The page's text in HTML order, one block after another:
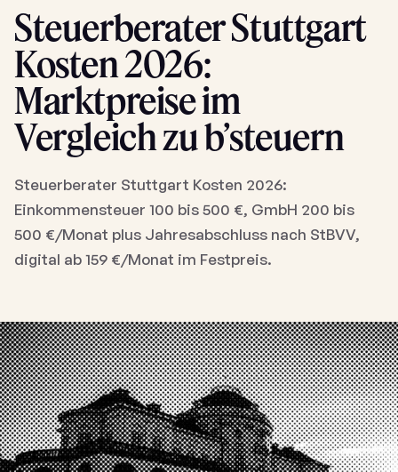
Steuerberater Stuttgart
Kosten 2026:
Marktpreise im
Vergleich zu b’steuern
Steuerberater Stuttgart Kosten 2026:
Einkommensteuer 100 bis 500 €, GmbH 200 bis
500 €/Monat plus Jahresabschluss nach StBVV,
digital ab 159 €/Monat im Festpreis.